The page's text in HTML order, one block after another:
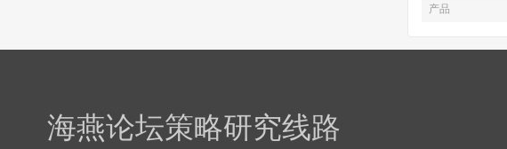
产品
海燕论坛策略研究线路